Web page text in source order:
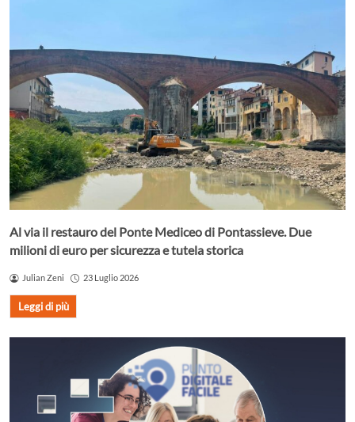
Al via il restauro del Ponte Mediceo di Pontassieve. Due
milioni di euro per sicurezza e tutela storica
Julian Zeni 23 Luglio 2026
Leggi di più